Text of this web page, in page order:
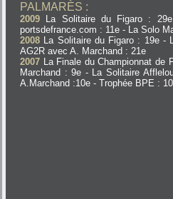
PALMARÈS :
2009 La Solitaire du Figaro :
portsdefrance.com : 11e - La Solo
2008 La Solitaire du Figaro : 19e -
AG2R avec A. Marchand : 21e
2007 La Finale du Championnat de
Marchand : 9e - La Solitaire
A.Marchand :10e - Trophée BPE :